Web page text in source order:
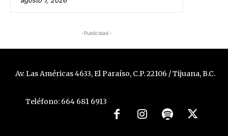
-Publicidad -
Av. Las Américas 4633, El Paraíso, C.P. 22106 / Tijuana, B.C.
Teléfono: 664 681 6913